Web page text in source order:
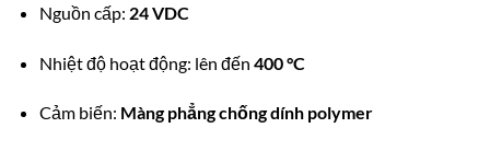
Nguồn cấp: 24 VDC
Nhiệt độ hoạt động: lên đến 400 °C
Cảm biến: Màng phẳng chống dính polymer